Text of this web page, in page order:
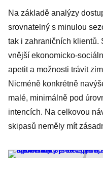
Na základě analýzy
srovnatelný s minulou
tak i zahraničních klientů.
vnější ekonomicko-
apetit a možnosti trávit
Nicméně konkrétně
malé, minimálně pod
intencích. Na celkovou
skipasů neměly mít